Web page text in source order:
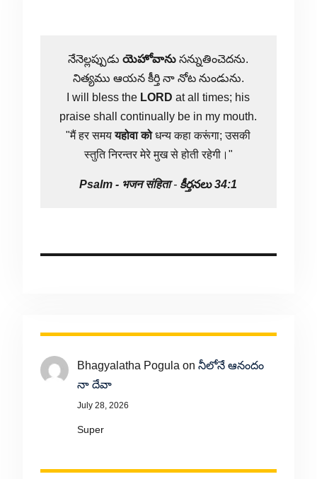
నేనెల్లప్పుడుయెహోవాను సన్నుతించెదను.
నిత్యము ఆయన కీర్తి నా నోట నుండును.
I will bless the LORD at all times; his
praise shall continually be in my mouth.
"मैं हर समययहोवा कोधन्य कहा करूंगा; उसकी
स्तुति निरन्तर मेरे मुख से होती रहेगी।"
Psalm - भजन संहिता- కీర్తనలు 34:1
Bhagyalatha Pogula on నీలోనే ఆనందం
నా దేవా
July 28, 2026
Super